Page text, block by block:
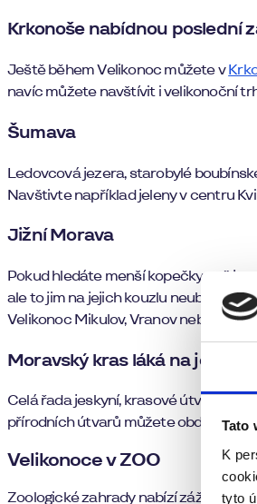
Tato
K
tyto
Krkonoše nabídnou poslední
Ještě během Velikonoc můžete v
navíc můžete navštívit i velikonoční
Šumava
Ledovcová jezera, starobylé
Navštivte například jeleny v centru
Jižní Morava
Pokud hledáte menší kopečky než
ale to jim na jejich kouzlu neubralo.
Velikonoc Mikulov, Vranov nebo Valtice.
Moravský kras láká na
Celá řada jeskyní, krasové útvary,
přírodních útvarů můžete obdivovat
Velikonoce v ZOO
Zoologické zahrady nabízí záživný